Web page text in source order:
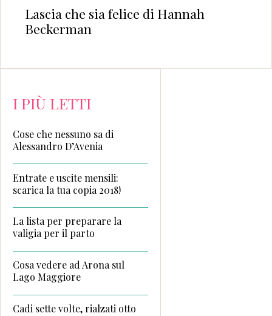
Lascia che sia felice di Hannah
Beckerman
I PIÙ LETTI
Cose che nessuno sa di
Alessandro D’Avenia
Entrate e uscite mensili:
scarica la tua copia 2018!
La lista per preparare la
valigia per il parto
Cosa vedere ad Arona sul
Lago Maggiore
Cadi sette volte, rialzati otto